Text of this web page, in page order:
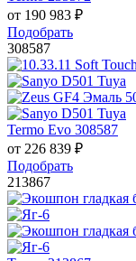
от 190 983 ₽
Подобрать
308587
Termo Evo 308587
от 226 839 ₽
Подобрать
213867